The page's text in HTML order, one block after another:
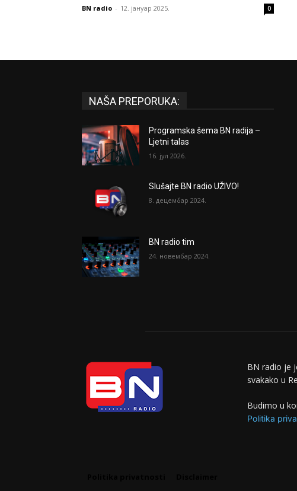
BN radio - 12. јануар 2025. 0
NAŠA PREPORUKA:
Programska šema BN radija –
Ljetni talas
16. јул 2026.
Slušajte BN radio UŽIVO!
8. децембар 2024.
BN radio tim
24. новембар 2024.
BN radio je
svakako u
Budimo u
Politika